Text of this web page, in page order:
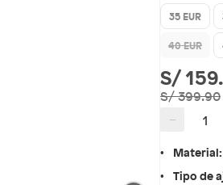
35 EUR
40 EUR
S/
S/ 399.90
−
Material:
Tipo de